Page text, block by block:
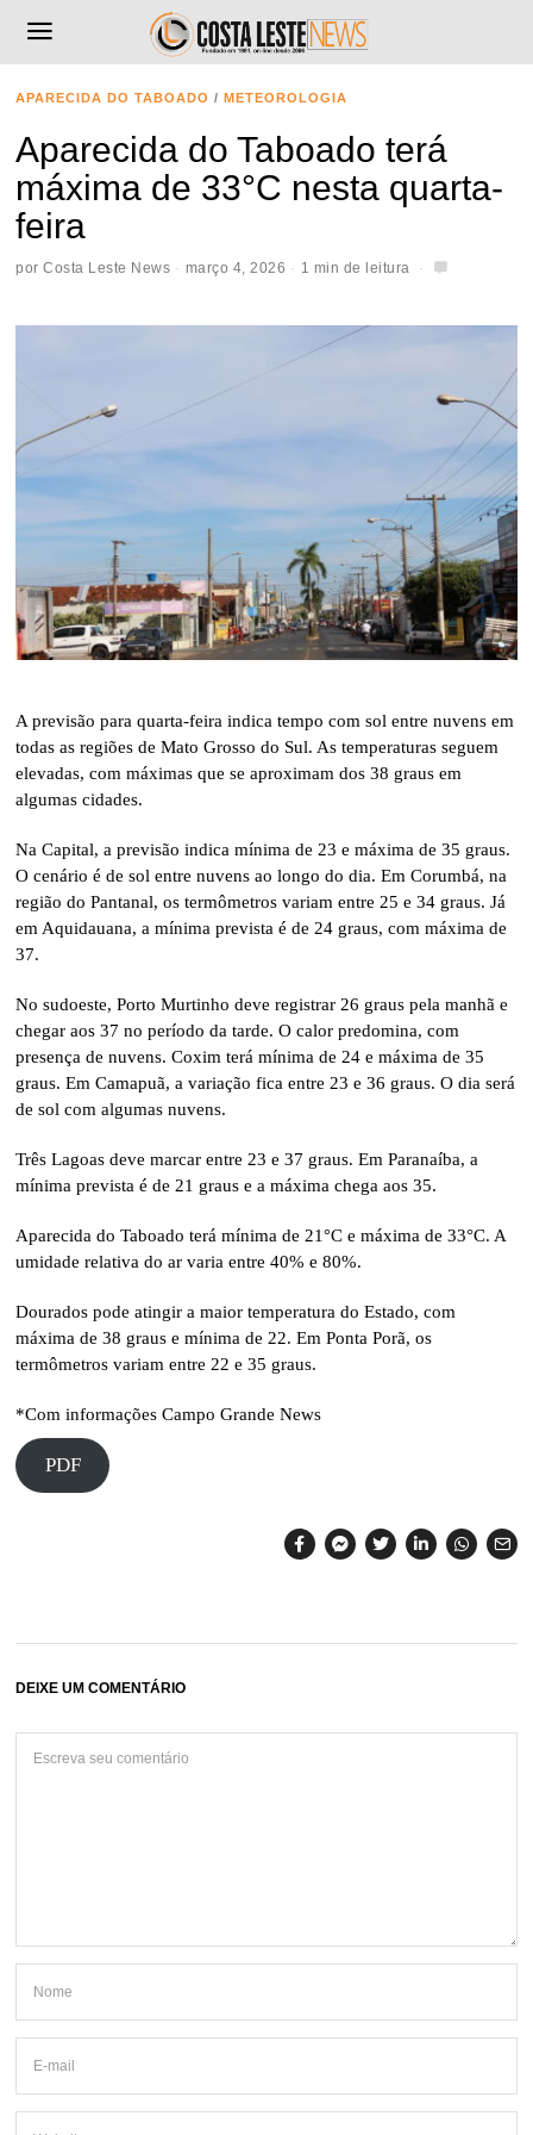
APARECIDA DO TABOADO / METEOROLOGIA
Aparecida do Taboado terá
máxima de 33°C nesta quarta-
feira
porCosta Leste News março 4, 2026 1 min de leitura
A previsão para quarta-feira indica tempo com sol entre nuvens em
todas as regiões de Mato Grosso do Sul. As temperaturas seguem
elevadas, com máximas que se aproximam dos 38 graus em
algumas cidades.
Na Capital, a previsão indica mínima de 23 e máxima de 35 graus.
O cenário é de sol entre nuvens ao longo do dia. Em Corumbá, na
região do Pantanal, os termômetros variam entre 25 e 34 graus. Já
em Aquidauana, a mínima prevista é de 24 graus, com máxima de
37.
No sudoeste, Porto Murtinho deve registrar 26 graus pela manhã e
chegar aos 37 no período da tarde. O calor predomina, com
presença de nuvens. Coxim terá mínima de 24 e máxima de 35
graus. Em Camapuã, a variação fica entre 23 e 36 graus. O dia será
de sol com algumas nuvens.
Três Lagoas deve marcar entre 23 e 37 graus. Em Paranaíba, a
mínima prevista é de 21 graus e a máxima chega aos 35.
Aparecida do Taboado terá mínima de 21°C e máxima de 33°C. A
umidade relativa do ar varia entre 40% e 80%.
Dourados pode atingir a maior temperatura do Estado, com
máxima de 38 graus e mínima de 22. Em Ponta Porã, os
termômetros variam entre 22 e 35 graus.
*Com informações Campo Grande News
PDF
DEIXE UM COMENTÁRIO